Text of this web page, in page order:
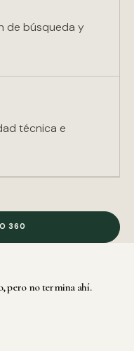
de búsqueda y
técnica e
360
pero no termina ahí.